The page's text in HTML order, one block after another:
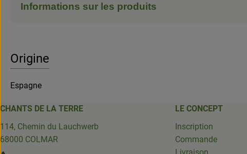
Informations sur les produits
Origine
Espagne
CHANTS DE LA TERRE
114, Chemin du Lauchwerb
68000 COLMAR
LE CONCEPT
Inscription
Commande